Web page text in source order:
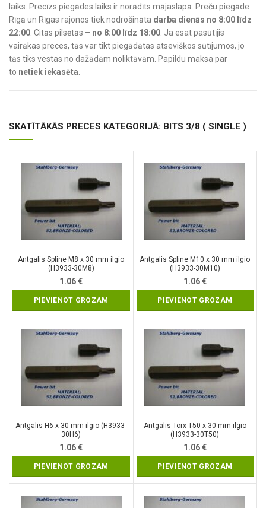
laiks. Precīzs piegādes laiks ir norādīts mājaslapā. Preču piegāde
Rīgā un Rīgas rajonos tiek nodrošināta darba dienās no 8:00 līdz
22:00 . Citās pilsētās – no 8:00 līdz 18:00 . Ja esat pasūtījis
vairākas preces, tās var tikt piegādātas atsevišķos sūtījumos, jo
tās tiks vestas no dažādām noliktāvām. Papildu maksa par
to netiek iekasēta
SKATĪTĀKĀS PRECES KATEGORIJĀ: BITS 3/8 ( SINGLE )
Antgalis Spline M8 x 30 mm ilgio
(H3933-30M8)
1.06€
PIEVIENOT GROZAM
Antgalis Spline M10 x 30 mm ilgio
(H3933-30M10)
1.06€
PIEVIENOT GROZAM
Antgalis H6 x 30 mm ilgio (H3933-
30H6)
1.06€
PIEVIENOT GROZAM
Antgalis Torx T50 x 30 mm ilgio
(H3933-30T50)
1.06€
PIEVIENOT GROZAM